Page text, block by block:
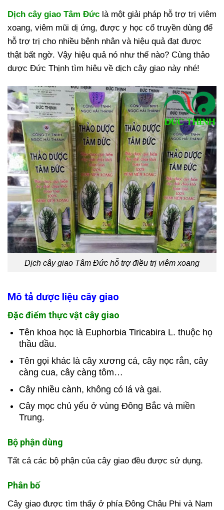
Dịch cây giao Tâm Đức là một giải pháp hỗ trợ trị viêm
xoang, viêm mũi dị ứng, được y học cổ truyền dùng để
hỗ trợ trị cho nhiều bệnh nhân và hiệu quả đạt được
thật bất ngờ. Vậy hiệu quả nó như thế nào? Cùng thảo
dược Đức Thịnh tìm hiêu về dịch cây giao này nhé!
Dịch cây giao Tâm Đức hỗ trợ điều trị viêm xoang
Mô tả dược liệu cây giao
Đặc điểm thực vật cây giao
Tên khoa học là Euphorbia Tiricabira L. thuộc họ
thầu dầu.
Tên gọi khác là cây xương cá, cây nọc rắn, cây
càng cua, cây càng tôm…
Cây nhiều cành, không có lá và gai.
Cây mọc chủ yếu ở vùng Đông Bắc và miền
Trung.
Bộ phận dùng
Tất cả các bộ phận của cây giao đều được sử dụng.
Phân bố
Cây giao được tìm thấy ở phía Đông Châu Phi và Nam